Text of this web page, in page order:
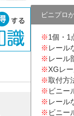
ビニプロ
※1個・1
※ レール
※ レール
※XGレ
※取付方
※ ビニー
※ レール
※ ビニー